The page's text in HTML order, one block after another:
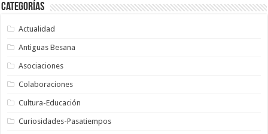
Categorías
Actualidad
Antiguas Besana
Asociaciones
Colaboraciones
Cultura-Educación
Curiosidades-Pasatiempos